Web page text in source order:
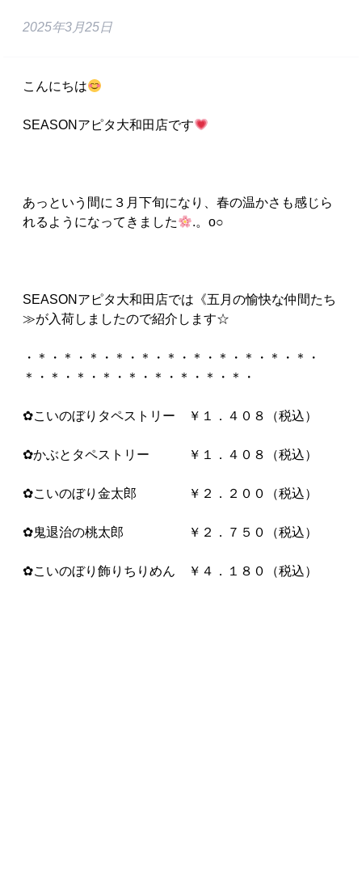
2025年3月25日
こんにちは
SEASONアピタ大和田店です
あっという間に３月下旬になり、春の温かさも感じら
れるようになってきました
.。o○
SEASONアピタ大和田店では《五月の愉快な仲間たち
≫が入荷しましたので紹介します☆
・＊・＊・＊・＊・＊・＊・＊・＊・＊・＊・＊・
＊・＊・＊・＊・＊・＊・＊・＊・＊・
✿こいのぼりタペストリー ￥１．４０８（税込）
✿かぶとタペストリー ￥１．４０８（税込）
✿こいのぼり金太郎 ￥２．２００（税込）
✿鬼退治の桃太郎 ￥２．７５０（税込）
✿こいのぼり飾りちりめん ￥４．１８０（税込）